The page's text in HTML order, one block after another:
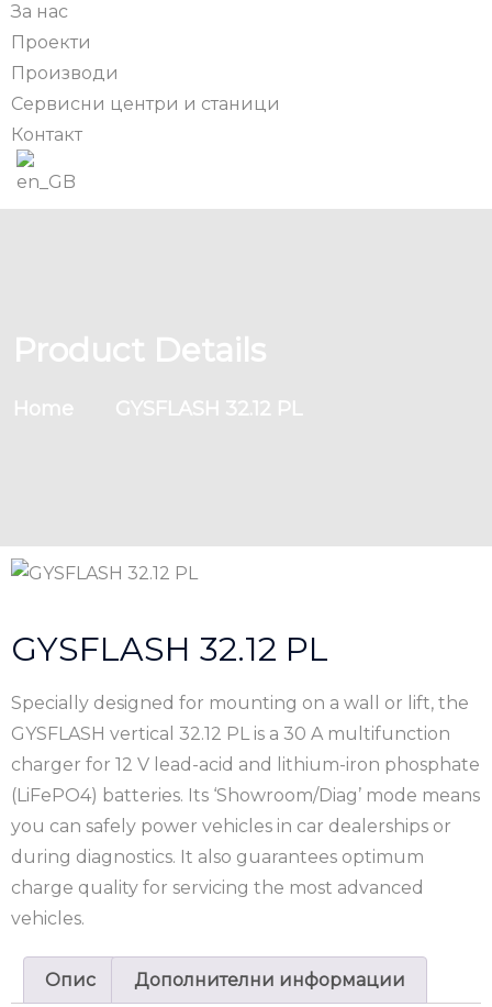
За нас
Проекти
Производи
Сервисни центри и станици
Контакт
Product Details
Home GYSFLASH 32.12 PL
GYSFLASH 32.12 PL
Specially designed for mounting on a wall or lift, the
GYSFLASH vertical 32.12 PL is a 30 A multifunction
charger for 12 V lead-acid and lithium-iron phosphate
(LiFePO4) batteries. Its ‘Showroom/Diag’ mode means
you can safely power vehicles in car dealerships or
during diagnostics. It also guarantees optimum
charge quality for servicing the most advanced
vehicles.
Опис Дополнителни информации